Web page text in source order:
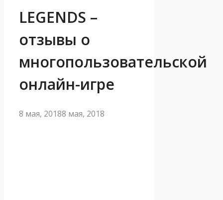
LEGENDS –
отзывы о
многопользовательской
онлайн-игре
8 мая, 20188 мая, 2018